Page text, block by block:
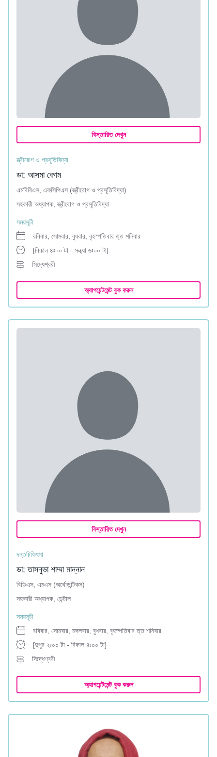
বিস্তারিত দেখুন
স্ত্রীরোগ ও প্রসূতিবিদ্যা
ডা: আসমা বেগম
এমবিবিএস, এফসিপিএস (স্ত্রীরোগ ও প্রসূতিবিদ্যা)
সহকারী অধ্যাপক, স্ত্রীরোগ ও প্রসূতিবিদ্যা
সময়সূচী
রবিবার, সোমবার, বুধবার, বৃহস্পতিবার ত্ত শনিবার
[বিকাল ৪ঃ০০ টা - সন্ধ্যা ৬ঃ০০ টা]
সিদ্ধেশ্বরী
অ্যাপয়েন্টমেন্ট বুক করুন
বিস্তারিত দেখুন
দন্তচিকিৎসা
ডা: তাসনুভা শাম্মা মান্নান
বিডিএস, এমএস (অর্থোডন্টিকস)
সহকারী অধ্যাপক, ডেন্টাল
সময়সূচী
রবিবার, সোমবার, মঙ্গলবার, বুধবার, বৃহস্পতিবার ত্ত শনিবার
[দুপুর ২ঃ০০ টা - বিকাল ৪ঃ০০ টা]
সিদ্ধেশ্বরী
অ্যাপয়েন্টমেন্ট বুক করুন